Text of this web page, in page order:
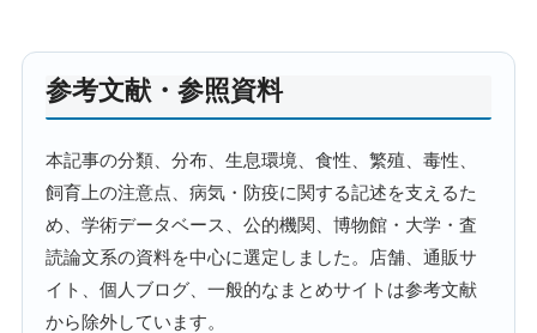
参考文献・参照資料
本記事の分類、分布、生息環境、食性、繁殖、毒性、
飼育上の注意点、病気・防疫に関する記述を支えるた
め、学術データベース、公的機関、博物館・大学・査
読論文系の資料を中心に選定しました。店舗、通販サ
イト、個人ブログ、一般的なまとめサイトは参考文献
から除外しています。